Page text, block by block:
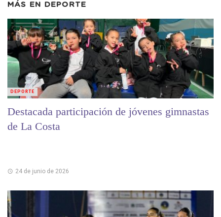
MÁS EN DEPORTE
Destacada participación de jóvenes gimnastas
de La Costa
24 de junio de 2026
DEPORTE